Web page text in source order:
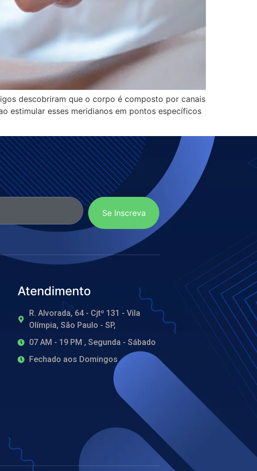
descobriram que o corpo é composto por canais
estimular esses meridianos em pontos específicos
Se Inscreva
Atendimento
R. Alvorada, 64 - Cjtº 131 - Vila
Olímpia, São Paulo - SP,
07 AM - 19 PM , Segunda - Sábado
Fechado aos Domingos